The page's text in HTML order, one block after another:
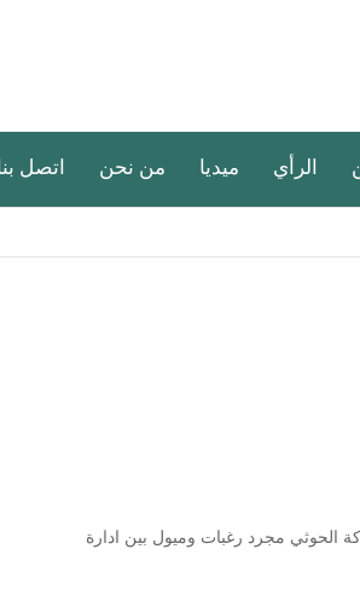
الرأي ميديا من نحن اتصل
الحوثي مجرد رغبات وميول بين ادارة